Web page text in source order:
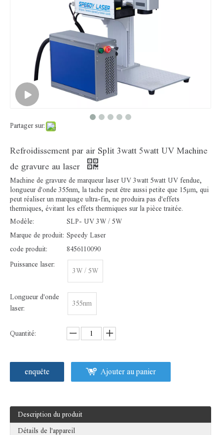
Graveur laser à fibre Raycus Max 30W pour la gravure sur métal
Partager sur:
Refroidissement par air Split 3watt 5watt UV Machine
de gravure au laser
Machine de gravure de marqueur laser UV 3watt 5watt UV fendue,
longueur d'onde 355nm, la tache peut être aussi petite que 15μm, qui
peut réaliser un marquage ultra-fin, ne produira pas d'effets
thermiques, évitant les effets thermiques sur la pièce traitée.
Modèle:
SLP- UV 3W / 5W
Marque de produit: Speedy Laser
code produit:
8456110090
Puissance laser:
3W / 5W
Longueur d'onde
laser:
355nm
Quantité:
enquête Ajouter au panier
Description du produit
Détails de l'appareil